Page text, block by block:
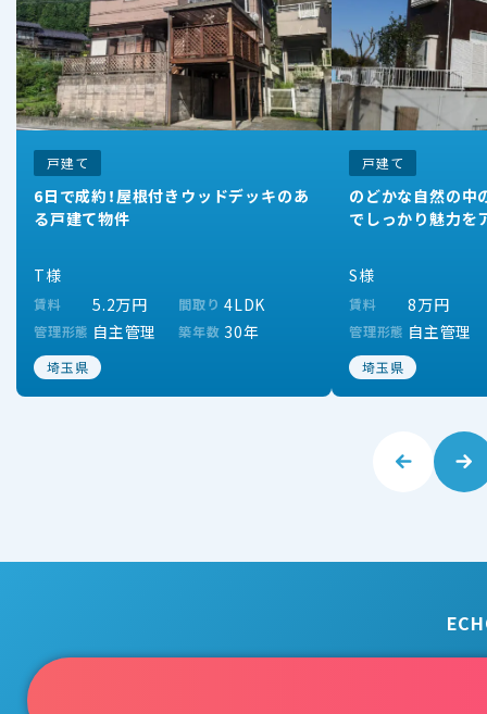
戸建て
6日で成約！屋根付きウッドデッキのあ
る戸建て物件
T様
賃料 5.2万円 間取り 4LDK
管理形態 自主管理 築年数 30年
埼玉県
戸建て
のどかな自然の中
でしっかり魅力を
S様
賃料 8万円
管理形態 自主管理
埼玉県